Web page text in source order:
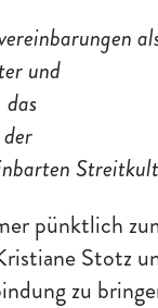
und
pünktlich
Stotz
zu